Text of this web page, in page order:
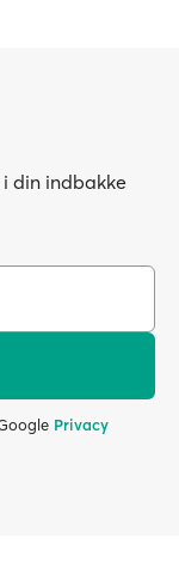
din indbakke
Privacy